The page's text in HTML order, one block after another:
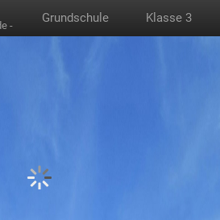
-
Grundschule Klasse 3